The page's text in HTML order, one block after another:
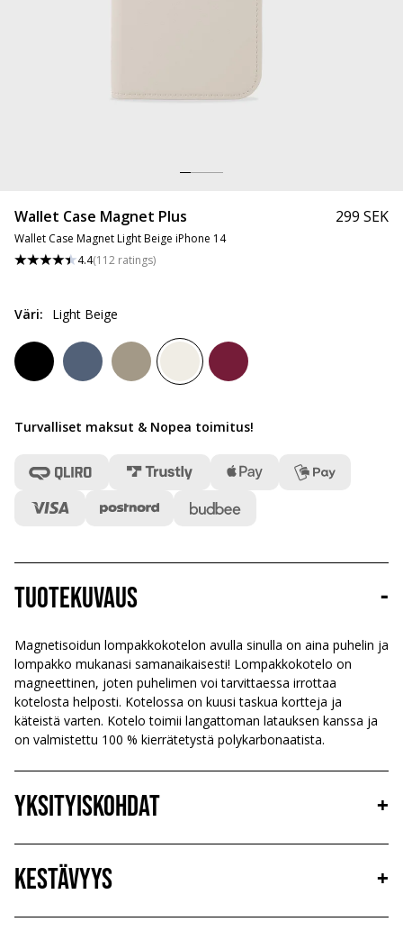
Wallet Case Magnet Plus
Wallet Case Magnet Light Beige iPhone 14
4.4(112 ratings)
299 SEK
Väri: Light Beige
Turvalliset maksut & Nopea toimitus!
Tuotekuvaus -
Magnetisoidun lompakkokotelon avulla sinulla on aina puhelin ja
lompakko mukanasi samanaikaisesti! Lompakkokotelo on
magneettinen, joten puhelimen voi tarvittaessa irrottaa
kotelosta helposti. Kotelossa on kuusi taskua kortteja ja
käteistä varten. Kotelo toimii langattoman latauksen kanssa ja
on valmistettu 100 % kierrätetystä polykarbonaatista.
Yksityiskohdat +
Kestävyys
+